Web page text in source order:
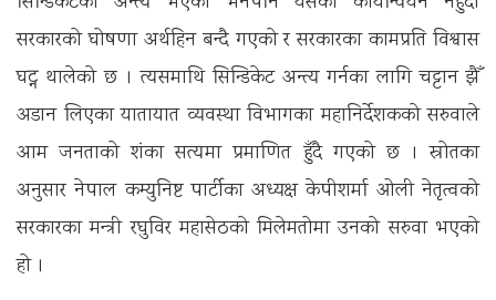
सरकारको घोषणा अर्थहिन बन्दै गएको र सरकारका कामप्रति विश्वास
घट्न थालेको छ । त्यसमाथि सिन्डिकेट अन्त्य गर्नका लागि चट्टान झैँ
अडान लिएका यातायात व्यवस्था विभागका महानिर्देशकको सरुवाले
आम जनताको शंका सत्यमा प्रमाणित हुँदै गएको छ । स्रोतका
अनुसार नेपाल कम्युनिष्ट पार्टीका अध्यक्ष केपीशर्मा ओली नेतृत्वको
सरकारका मन्त्री रघुविर महासेठको मिलेमतोमा उनको सरुवा भएको
हो ।